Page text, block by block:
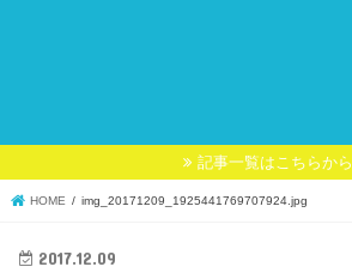
記事一覧はこちらから
HOME img_20171209_1925441769707924.jpg
2017.12.09